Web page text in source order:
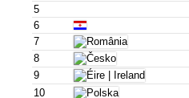
5
6
7
8
9
10